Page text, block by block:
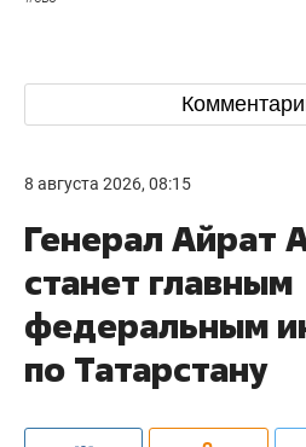
8 августа 2026, 08:15
Генерал Айрат
станет главным
федеральным
по Татарстану